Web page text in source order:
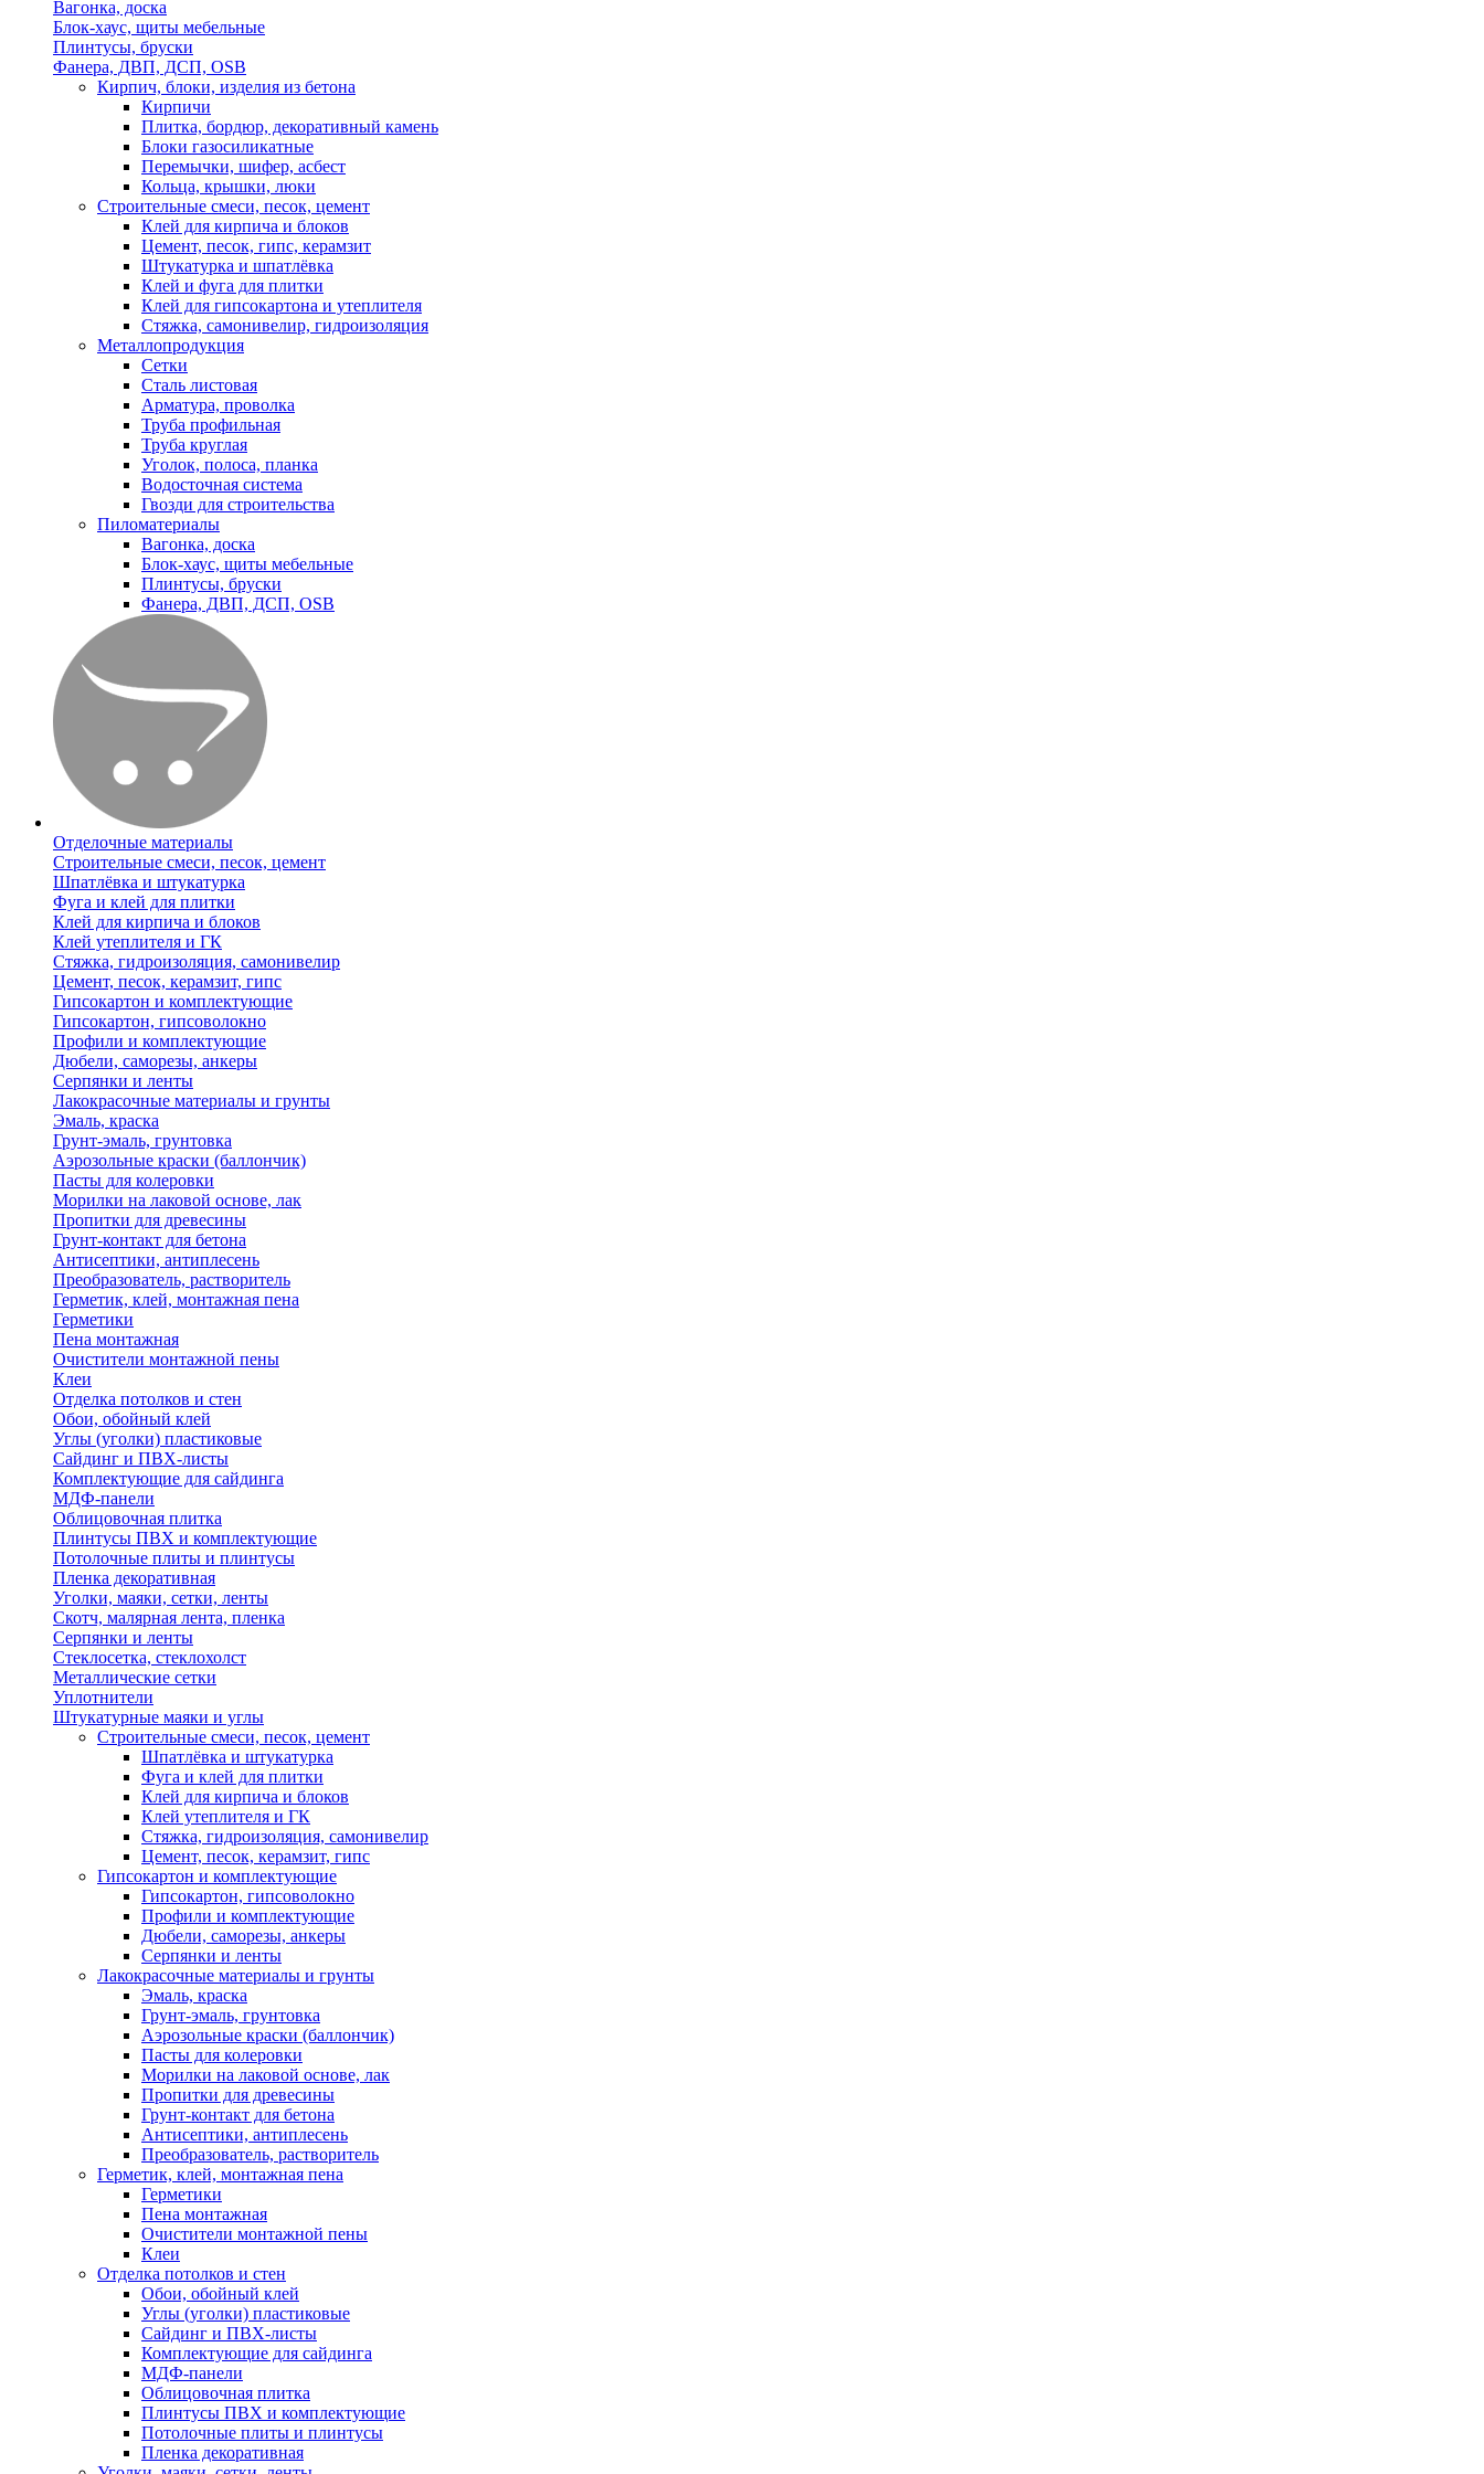
Вагонка, доска
Блок-хаус, щиты мебельные
Плинтусы, бруски
Фанера, ДВП, ДСП, OSB
Кирпич, блоки, изделия из бетона
Кирпичи
Плитка, бордюр, декоративный камень
Блоки газосиликатные
Перемычки, шифер, асбест
Кольца, крышки, люки
Строительные смеси, песок, цемент
Клей для кирпича и блоков
Цемент, песок, гипс, керамзит
Штукатурка и шпатлёвка
Клей и фуга для плитки
Клей для гипсокартона и утеплителя
Стяжка, самонивелир, гидроизоляция
Металлопродукция
Сетки
Сталь листовая
Арматура, проволка
Труба профильная
Труба круглая
Уголок, полоса, планка
Водосточная система
Гвозди для строительства
Пиломатериалы
Вагонка, доска
Блок-хаус, щиты мебельные
Плинтусы, бруски
Фанера, ДВП, ДСП, OSB
Отделочные материалы
Строительные смеси, песок, цемент
Шпатлёвка и штукатурка
Фуга и клей для плитки
Клей для кирпича и блоков
Клей утеплителя и ГК
Стяжка, гидроизоляция, самонивелир
Цемент, песок, керамзит, гипс
Гипсокартон и комплектующие
Гипсокартон, гипсоволокно
Профили и комплектующие
Дюбели, саморезы, анкеры
Серпянки и ленты
Лакокрасочные материалы и грунты
Эмаль, краска
Грунт-эмаль, грунтовка
Аэрозольные краски (баллончик)
Пасты для колеровки
Морилки на лаковой основе, лак
Пропитки для древесины
Грунт-контакт для бетона
Антисептики, антиплесень
Преобразователь, растворитель
Герметик, клей, монтажная пена
Герметики
Пена монтажная
Очистители монтажной пены
Клеи
Отделка потолков и стен
Обои, обойный клей
Углы (уголки) пластиковые
Сайдинг и ПВХ-листы
Комплектующие для сайдинга
МДФ-панели
Облицовочная плитка
Плинтусы ПВХ и комплектующие
Потолочные плиты и плинтусы
Пленка декоративная
Уголки, маяки, сетки, ленты
Скотч, малярная лента, пленка
Серпянки и ленты
Стеклосетка, стеклохолст
Металлические сетки
Уплотнители
Штукатурные маяки и углы
Строительные смеси, песок, цемент
Шпатлёвка и штукатурка
Фуга и клей для плитки
Клей для кирпича и блоков
Клей утеплителя и ГК
Стяжка, гидроизоляция, самонивелир
Цемент, песок, керамзит, гипс
Гипсокартон и комплектующие
Гипсокартон, гипсоволокно
Профили и комплектующие
Дюбели, саморезы, анкеры
Серпянки и ленты
Лакокрасочные материалы и грунты
Эмаль, краска
Грунт-эмаль, грунтовка
Аэрозольные краски (баллончик)
Пасты для колеровки
Морилки на лаковой основе, лак
Пропитки для древесины
Грунт-контакт для бетона
Антисептики, антиплесень
Преобразователь, растворитель
Герметик, клей, монтажная пена
Герметики
Пена монтажная
Очистители монтажной пены
Клеи
Отделка потолков и стен
Обои, обойный клей
Углы (уголки) пластиковые
Сайдинг и ПВХ-листы
Комплектующие для сайдинга
МДФ-панели
Облицовочная плитка
Плинтусы ПВХ и комплектующие
Потолочные плиты и плинтусы
Пленка декоративная